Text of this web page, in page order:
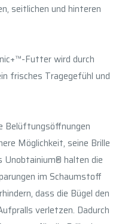
seitlichen und hinteren
Futter wird durch
frisches Tragegefühl und
Belüftungsöffnungen
Möglichkeit, seine Brille
Unobtainium® halten die
im Schaumstoff
dass die Bügel den
verletzen. Dadurch